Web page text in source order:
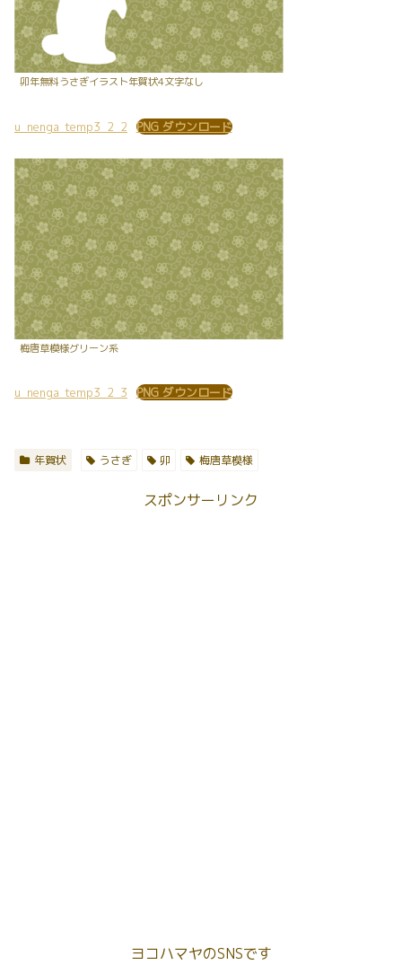
卯年無料うさぎイラスト年賀状4文字なし
u_nenga_temp3_2_2 PNG ダウンロード
梅唐草模様グリーン系
u_nenga_temp3_2_3 PNG ダウンロード
年賀状 うさぎ 卯 梅唐草模様
スポンサーリンク
ヨコハマヤのSNSです